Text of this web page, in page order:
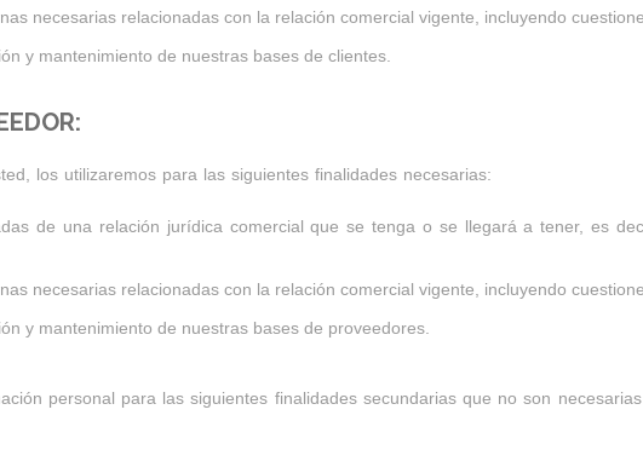
necesarias relacionadas con la relación comercial vigente, incluyendo
y mantenimiento de nuestras bases de clientes.
los utilizaremos para las siguientes finalidades necesarias:
de una relación jurídica comercial que se tenga o se llegará a tener, es
necesarias relacionadas con la relación comercial vigente, incluyendo
y mantenimiento de nuestras bases de proveedores.
personal para las siguientes finalidades secundarias que no son